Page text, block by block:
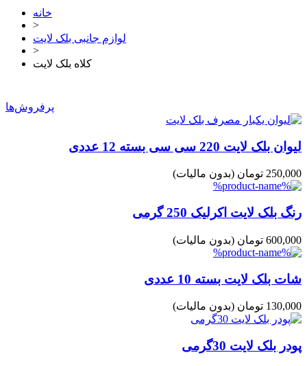
خانه
>
لوازم جانبی بلک لایت
>
کلاه بلک لایت
پرفروش‌ها
لیوان بلک لایت 220 سی سی بسته 12 عددی
250,000 تومان (بدون مالیات)
رنگ بلک لایت اکرلیک 250 گرمی
600,000 تومان (بدون مالیات)
شات بلک لایت بسته 10 عددی
130,000 تومان (بدون مالیات)
پودر بلک لایت 30گرمی